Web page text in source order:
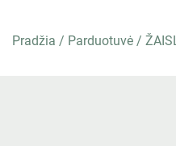
Pradžia / Parduotuvė /